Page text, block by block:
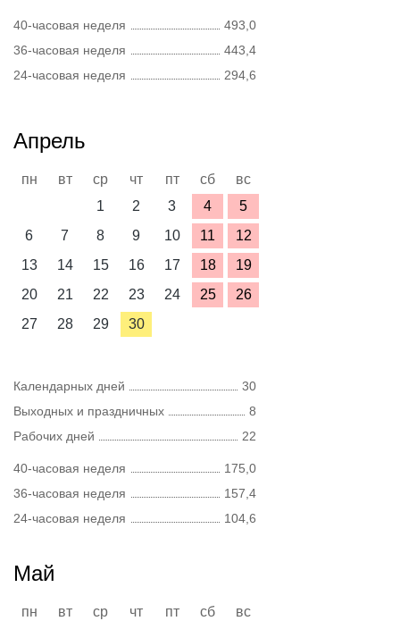
40-часовая неделя
493,0
36-часовая неделя
443,4
24-часовая неделя
294,6
Апрель
пн вт ср чт пт сб
вс
1
2 3 4
5
6
7 8 9 10 11
12
13
14 15 16 17 18
19
20
21 22 23 24 25
26
27
28 29 30
Календарных дней
30
Выходных и праздничных
8
Рабочих дней
22
40-часовая неделя
175,0
36-часовая неделя
157,4
24-часовая неделя
104,6
Май
пн вт ср чт пт сб
вс